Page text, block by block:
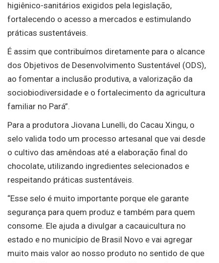
higiênico-sanitários exigidos pela legislação,
fortalecendo o acesso a mercados e estimulando
práticas sustentáveis.
É assim que contribuímos diretamente para o alcance
dos Objetivos de Desenvolvimento Sustentável (ODS),
ao fomentar a inclusão produtiva, a valorização da
sociobiodiversidade e o fortalecimento da agricultura
familiar no Pará”.
Para a produtora Jiovana Lunelli, do Cacau Xingu, o
selo valida todo um processo artesanal que vai desde
o cultivo das amêndoas até a elaboração final do
chocolate, utilizando ingredientes selecionados e
respeitando práticas sustentáveis.
“Esse selo é muito importante porque ele garante
segurança para quem produz e também para quem
consome. Ele ajuda a divulgar a cacauicultura no
estado e no município de Brasil Novo e vai agregar
muito mais valor ao nosso produto no sentido de que